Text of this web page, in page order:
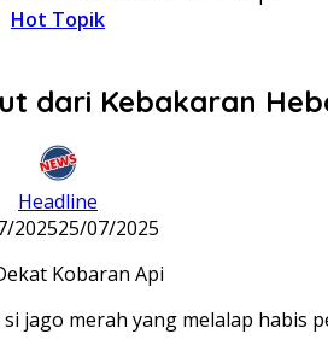
Hot Topik
dari Kebakaran
Headline
202525/07/2025
jago merah yang melalap habis